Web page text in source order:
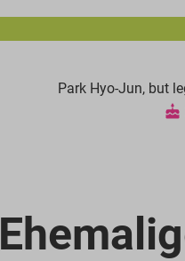
Park Hyo-Jun, but